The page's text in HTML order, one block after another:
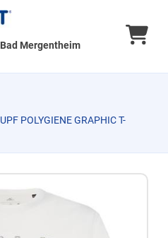
Mergentheim
POLYGIENE GRAPHIC T-